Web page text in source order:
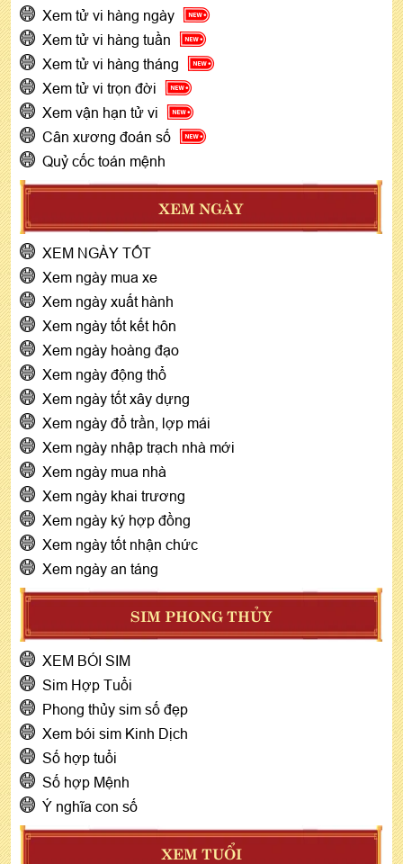
Xem tử vi hàng ngày
Xem tử vi hàng tuần
Xem tử vi hàng tháng
Xem tử vi trọn đời
Xem vận hạn tử vi
Cân xương đoán số
Quỷ cốc toán mệnh
XEM NGÀY
XEM NGÀY TỐT
Xem ngày mua xe
Xem ngày xuất hành
Xem ngày tốt kết hôn
Xem ngày hoàng đạo
Xem ngày động thổ
Xem ngày tốt xây dựng
Xem ngày đổ trần, lợp mái
Xem ngày nhập trạch nhà mới
Xem ngày mua nhà
Xem ngày khai trương
Xem ngày ký hợp đồng
Xem ngày tốt nhận chức
Xem ngày an táng
SIM PHONG THỦY
XEM BÓI SIM
Sim Hợp Tuổi
Phong thủy sim số đẹp
Xem bói sim Kinh Dịch
Số hợp tuổi
Số hợp Mệnh
Ý nghĩa con số
XEM TUỔI